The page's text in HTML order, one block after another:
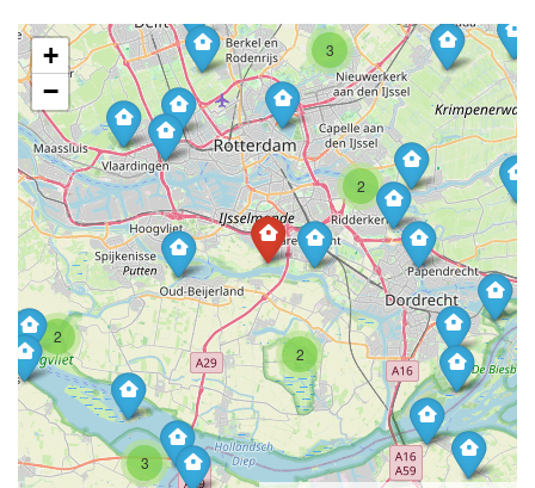
2
2
2
3
3
+
−